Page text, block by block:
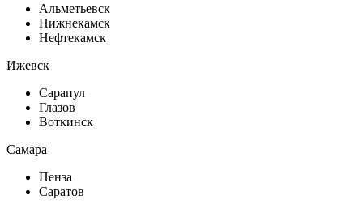
Альметьевск
Нижнекамск
Нефтекамск
Ижевск
Сарапул
Глазов
Воткинск
Самара
Пенза
Саратов